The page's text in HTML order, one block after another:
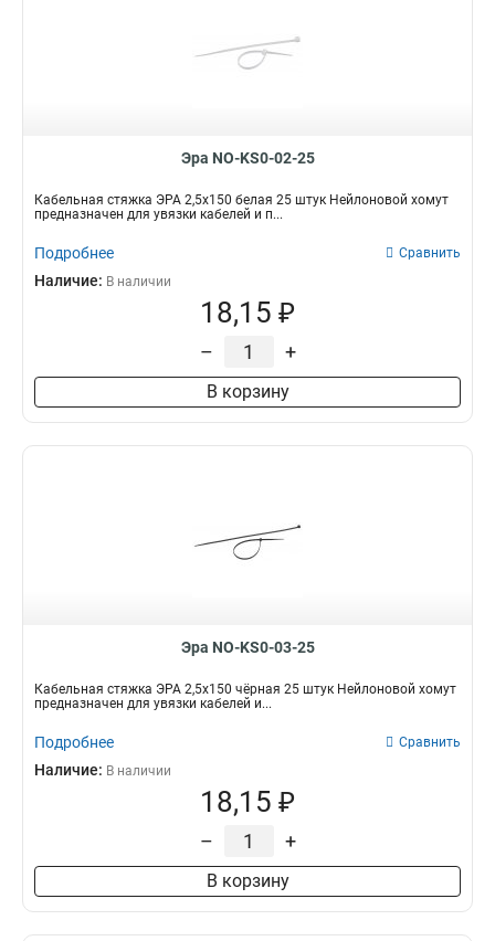
Эра NO-KS0-02-25
Кабельная стяжка ЭРА 2,5х150 белая 25 штук Нейлоновой хомут
предназначен для увязки кабелей и п...
Подробнее Сравнить
Наличие: В наличии
18,15 ₽
– +
В корзину
Эра NO-KS0-03-25
Кабельная стяжка ЭРА 2,5х150 чёрная 25 штук Нейлоновой хомут
предназначен для увязки кабелей и...
Подробнее Сравнить
Наличие: В наличии
18,15 ₽
– +
В корзину